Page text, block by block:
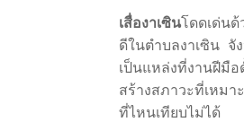
เสื่องาเซินโดดเด่น
ดีในตำบลงาเซิน
เป็นแหล่งที่งานฝีมื
สร้างสภาวะที่เหม
ที่ไหนเทียบไม่ได้